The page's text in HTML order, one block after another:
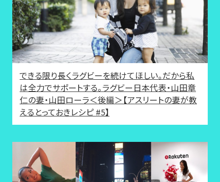
できる限り長くラグビーを続けてほしい。だから私
は全力でサポートする。ラグビー日本代表・山田章
仁の妻・山田ローラ＜後編＞【アスリートの妻が教
えるとっておきレシピ #5】